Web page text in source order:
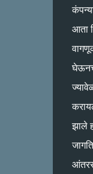
आता
झाले